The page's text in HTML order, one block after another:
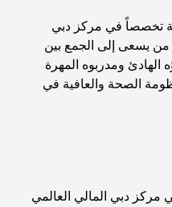
بالأداء
الطعام في دبي
تخصصاً في مركز دبي
من يسعى إلى الجمع بين
الهادئ ومدربوه المهرة
الصحة والعافية في
مركز دبي المالي العالمي